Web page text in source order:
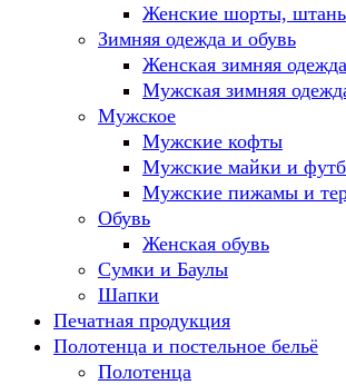
Женские шорты,
Зимняя одежда и обувь
Женская зимняя
Мужская зимняя
Мужское
Мужские кофты
Мужские майки и
Мужские пижамы и
Обувь
Женская обувь
Сумки и Баулы
Шапки
Печатная продукция
Полотенца и постельное бельё
Полотенца